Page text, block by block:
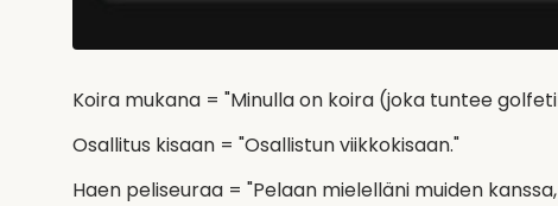
Koira mukana = "Minulla on koira (joka tuntee
Osallitus kisaan = "Osallistun viikkokisaan."
Haen peliseuraa = "Pelaan mielelläni muiden